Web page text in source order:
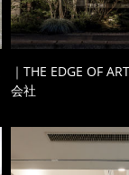
｜THE EDGE OF
会社